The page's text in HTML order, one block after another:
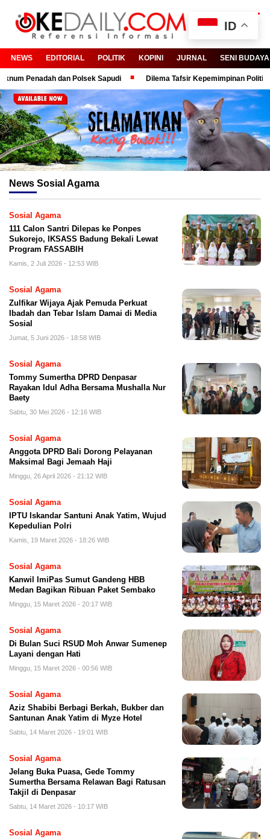
NEWS EDITORIAL POLITIK KOPINI JURNAL SENI BUDAYA
Penadah dan Polsek Sapudi Dilema Tafsir Kepemimpinan Politik dan
News Sosial Agama
Sosial Agama
111 Calon Santri Dilepas ke Ponpes
Sukorejo, IKSASS Badung Bekali Lewat
Program FASSABIH
Kamis, 2 Juli 2026 - 12:53 WIB
Sosial Agama
Zulfikar Wijaya Ajak Pemuda Perkuat
Ibadah dan Tebar Islam Damai di Media
Sosial
Jumat, 5 Juni 2026 - 18:58 WIB
Sosial Agama
Tommy Sumertha DPRD Denpasar
Rayakan Idul Adha Bersama Mushalla Nur
Baety
Sabtu, 30 Mei 2026 - 12:16 WIB
Sosial Agama
Anggota DPRD Bali Dorong Pelayanan
Maksimal Bagi Jemaah Haji
Minggu, 26 April 2026 - 21:12 WIB
Sosial Agama
IPTU Iskandar Santuni Anak Yatim, Wujud
Kepedulian Polri
Kamis, 19 Maret 2026 - 18:26 WIB
Sosial Agama
Kanwil ImiPas Sumut Gandeng HBB
Medan Bagikan Ribuan Paket Sembako
Minggu, 15 Maret 2026 - 20:17 WIB
Sosial Agama
Di Bulan Suci RSUD Moh Anwar Sumenep
Layani dengan Hati
Minggu, 15 Maret 2026 - 00:56 WIB
Sosial Agama
Aziz Shabibi Berbagi Berkah, Bukber dan
Santunan Anak Yatim di Myze Hotel
Sabtu, 14 Maret 2026 - 19:01 WIB
Sosial Agama
Jelang Buka Puasa, Gede Tommy
Sumertha Bersama Relawan Bagi Ratusan
Takjil di Denpasar
Sabtu, 14 Maret 2026 - 10:17 WIB
Sosial Agama
ID